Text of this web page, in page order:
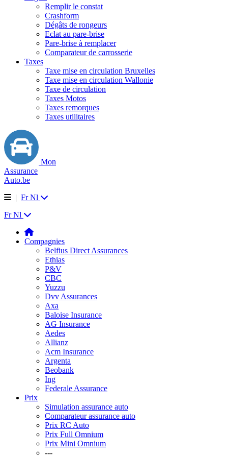
Remplir le constat
Crashform
Dégâts de rongeurs
Eclat au pare-brise
Pare-brise à remplacer
Comparateur de carrosserie
Taxes
Taxe mise en circulation Bruxelles
Taxe mise en circulation Wallonie
Taxe de circulation
Taxes Motos
Taxes remorques
Taxes utilitaires
Mon
Assurance
Auto.be
| Fr Nl
Fr Nl
Compagnies
Belfius Direct Assurances
Ethias
P&V
CBC
Yuzzu
Dvv Assurances
Axa
Baloise Insurance
AG Insurance
Aedes
Allianz
Acm Insurance
Argenta
Beobank
Ing
Federale Assurance
Prix
Simulation assurance auto
Comparateur assurance auto
Prix RC Auto
Prix Full Omnium
Prix Mini Omnium
---